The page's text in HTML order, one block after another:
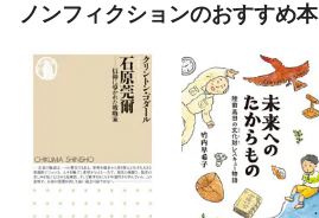
ノンフィクションのおすすめ本